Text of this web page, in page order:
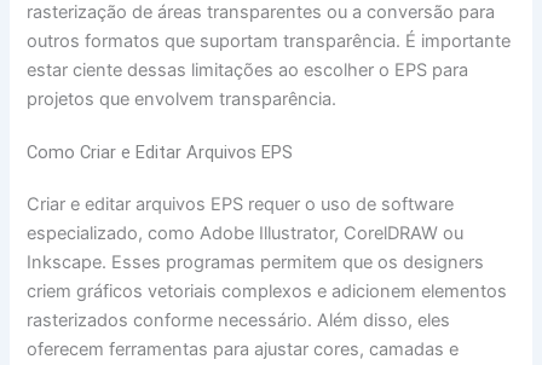
rasterização de áreas transparentes ou a conversão para
outros formatos que suportam transparência. É importante
estar ciente dessas limitações ao escolher o EPS para
projetos que envolvem transparência.
Como Criar e Editar Arquivos EPS
Criar e editar arquivos EPS requer o uso de software
especializado, como Adobe Illustrator, CorelDRAW ou
Inkscape. Esses programas permitem que os designers
criem gráficos vetoriais complexos e adicionem elementos
rasterizados conforme necessário. Além disso, eles
oferecem ferramentas para ajustar cores, camadas e